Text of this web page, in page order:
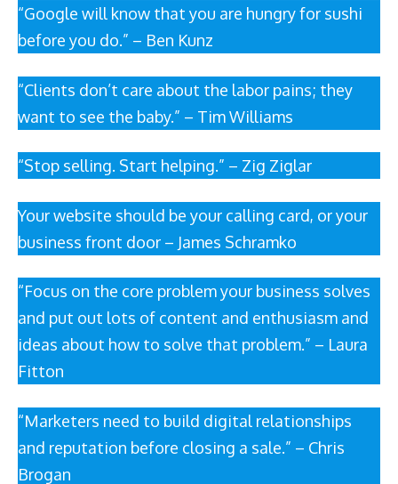
“Google will know that you are hungry for sushi
before you do.” – Ben Kunz
“Clients don’t care about the labor pains; they
want to see the baby.” – Tim Williams
“Stop selling. Start helping.” – Zig Ziglar
Your website should be your calling card, or your
business front door – James Schramko
“Focus on the core problem your business solves
and put out lots of content and enthusiasm and
ideas about how to solve that problem.” – Laura
Fitton
“Marketers need to build digital relationships
and reputation before closing a sale.” – Chris
Brogan